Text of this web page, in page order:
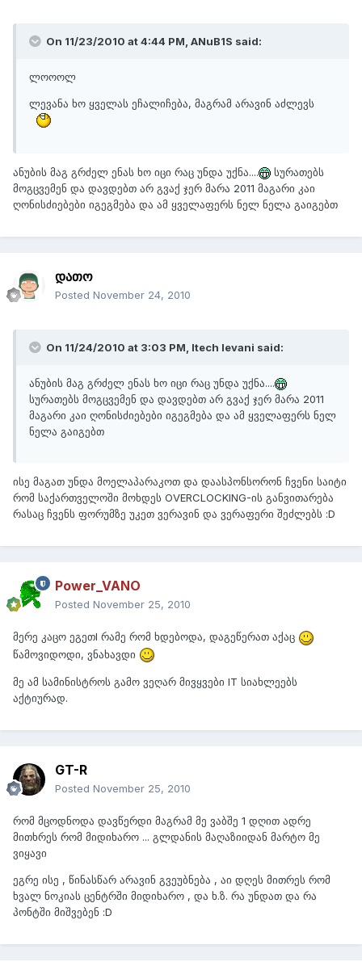
On 11/23/2010 at 4:44 PM, ANuB1S said:
ლოოოლ
ლევანა ხო ყველას ეჩალიჩება, მაგრამ არავინ აძლევს
ანუბის მაგ გრძელ ენას ხო იცი რაც უნდა უქნა....
სურათებს
მოგცვემენ და დავდებთ არ გვაქ ჯერ მარა 2011 მაგარი კაი
ღონისძიებები იგეგმება და ამ ყველაფერს ნელ ნელა გაიგებთ
დათო
Posted November 24, 2010
On 11/24/2010 at 3:03 PM, Itech levani said:
ანუბის მაგ გრძელ ენას ხო იცი რაც უნდა უქნა....
სურათებს მოგცვემენ და დავდებთ არ გვაქ ჯერ მარა 2011
მაგარი კაი ღონისძიებები იგეგმება და ამ ყველაფერს ნელ
ნელა გაიგებთ
ისე მაგათ უნდა მოელაპარაკოთ და დაასპონსორონ ჩვენი საიტი
რომ საქართველოში მოხდეს OVERCLOCKING-ის განვითარება
რასაც ჩვენს ფორუმზე უკეთ ვერავინ და ვერაფერი შეძლებს :D
Power_VANO
Posted November 25, 2010
მერე კაცო ეგეთI რამე რომ ხდებოდა, დაგეწერათ აქაც
წამოვიდოდი, ვნახავდი
მე ამ სამინისტროს გამო ვეღარ მივყვები IT სიახლეებს
აქტიურად.
GT-R
Posted November 25, 2010
რომ მცოდნოდა დავწერდი მაგრამ მე ვაბშე 1 დღით ადრე
მითხრეს რომ მიდიხარო ... გლდანის მაღაზიიდან მარტო მე
ვიყავი
ეგრე ისე , წინასწარ არავინ გვეუბნება , აი დღეს მითრეს რომ
ხვალ ნოკიას ცენტრში მიდიხარო , და ხ.ზ. რა უნდათ და რა
პონტში მიშვებენ :D